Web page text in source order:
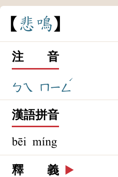
悲 鳴
注 音
ㄅㄟ ㄇㄧㄥ
ˊ
漢語拼音
bēi míng
釋 義 ▶️